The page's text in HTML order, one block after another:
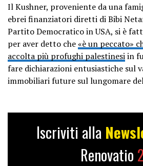
Il Kushner, proveniente da una
ebrei finanziatori diretti di Bibi
Partito Democratico in USA, si è
per aver detto che«è un peccato»
accolta più profughi palestinesiin
fare dichiarazioni entusiastiche sul
immobiliari future sul lungomare
Iscriviti alla
Renovatio